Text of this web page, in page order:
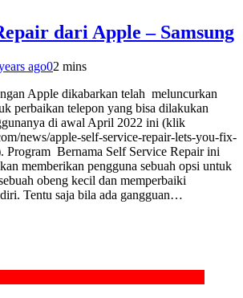
dari Apple – Samsung
ago02 mins
Apple dikabarkan telah meluncurkan
perbaikan telepon yang bisa dilakukan
di awal April 2022 ini (klik
news/apple-self-service-repair-lets-you-fix-
Program Bernama Self Service Repair ini
memberikan pengguna sebuah opsi untuk
obeng kecil dan memperbaiki
Tentu saja bila ada gangguan…